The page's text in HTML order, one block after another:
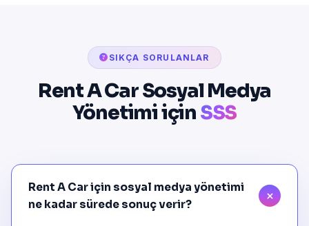
SIKÇA SORULANLAR
Rent A Car Sosyal Medya
Yönetimi için SSS
Rent A Car için sosyal medya yönetimi
ne kadar sürede sonuç verir?